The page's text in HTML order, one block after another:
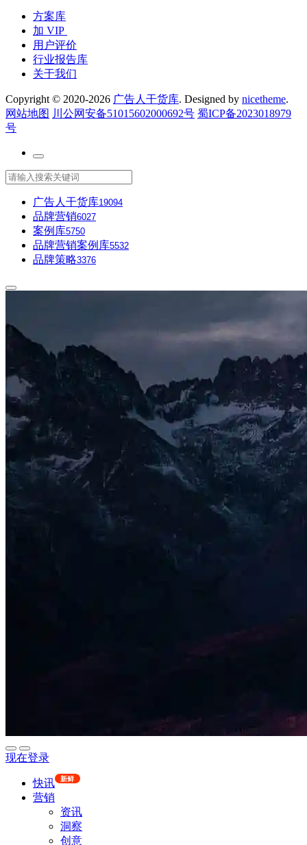
方案库
加 VIP
用户评价
行业报告库
关于我们
Copyright © 2020-2026 广告人干货库. Designed by nicetheme.
网站地图 川公网安备51015602000692号 蜀ICP备2023018979
号
广告人干货库19094
品牌营销6027
案例库5750
品牌营销案例库5532
品牌策略3376
现在登录
快讯 新鲜
营销
资讯
洞察
创意